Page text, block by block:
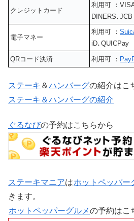
クレジットカード
利用可 ：
DINERS､JCB
電子マネー
利用可 ：
iD､QUICPay
QRコード決済 利用可 ：
ステーキ ＆ハンバーグの紹介はこ
ステーキ＆ハンバーグの紹介
ぐるなびの予約はこちらから
ステーキマニアはホットペッパー
きます。
ホットペッパーグルメの予約はこ